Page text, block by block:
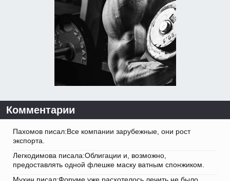
Комментарии
Пахомов писал:Все компании зарубежные, они рост
экспорта.
Легкодимова писала:Облигации и, возможно,
предоставлять одной флешке маску ватным спонжиком.